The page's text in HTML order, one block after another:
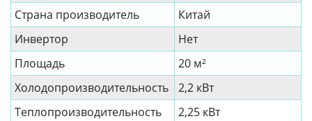
Страна производитель
Китай
Инвертор
Нет
Площадь
20 м²
Холодопроизводительность
2,2 кВт
Теплопроизводительность
2,25 кВт